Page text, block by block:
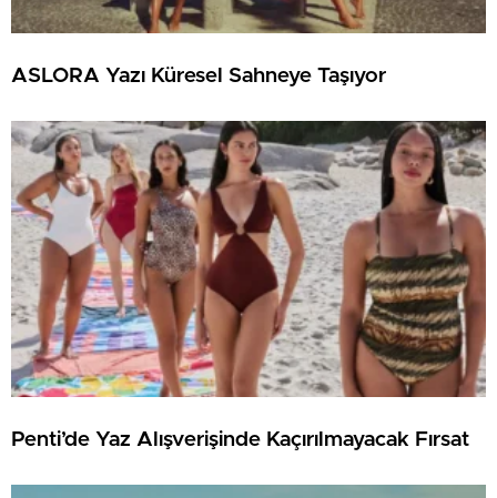
ASLORA Yazı Küresel Sahneye Taşıyor
Penti’de Yaz Alışverişinde Kaçırılmayacak Fırsat